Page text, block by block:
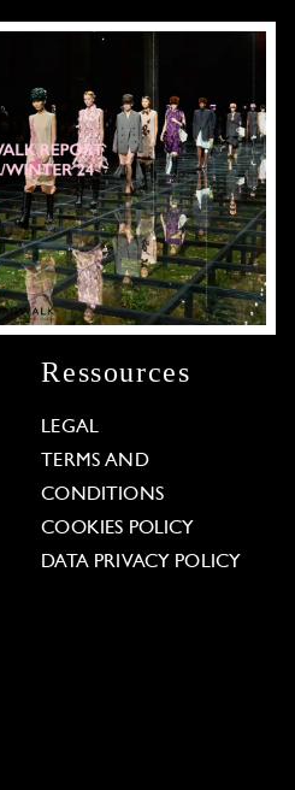
Ressources
LEGAL
TERMS AND
CONDITIONS
COOKIES POLICY
DATA PRIVACY POLICY